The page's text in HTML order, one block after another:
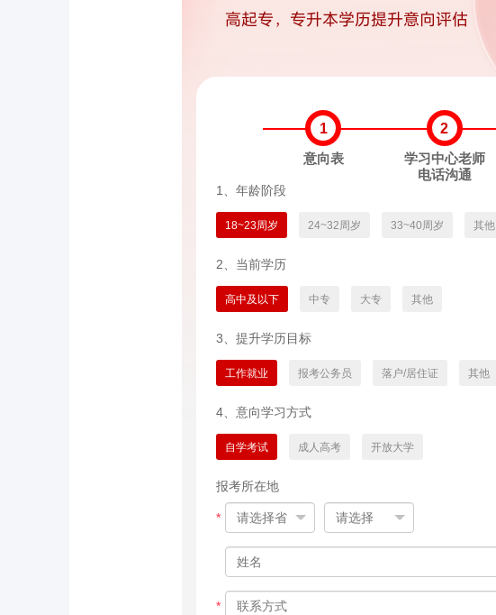
1
意向表
2
学习中心老师
电话沟通
1、年龄阶段
18~23周岁 24~32周岁 33~40周岁 其他
2、当前学历
高中及以下 中专 大专 其他
3、提升学历目标
工作就业 报考公务员 落户/居住证 其他
4、意向学习方式
自学考试 成人高考 开放大学
报考所在地
*
*